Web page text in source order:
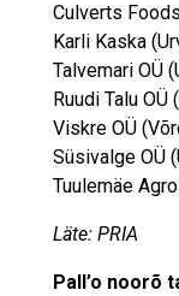
Culverts
Karli Kaska
Talvemari OÜ
Ruudi Talu OÜ
Viskre OÜ
Süsivalge OÜ
Tuulemäe
Läte: PRIA
Pall’o noorõ